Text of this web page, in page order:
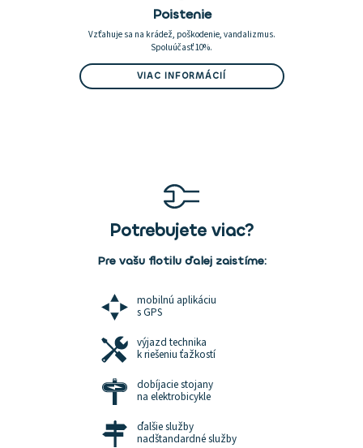
Poistenie
Vzťahuje sa na krádež, poškodenie, vandalizmus.
Spoluúčasť 10%.
VIAC INFORMÁCIÍ
Potrebujete viac?
Pre vašu flotilu ďalej zaistíme:
mobilnú aplikáciu
s GPS
výjazd technika
k riešeniu ťažkostí
dobíjacie stojany
na elektrobicykle
ďalšie služby
nadštandardné služby